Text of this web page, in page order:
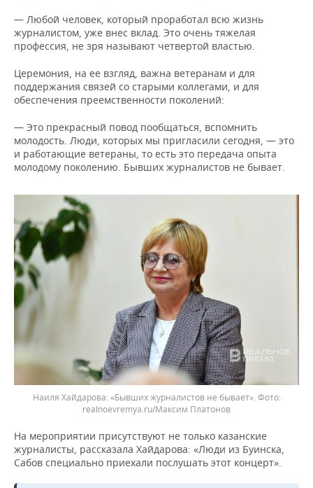
— Любой человек, который проработал всю жизнь
журналистом, уже внес вклад. Это очень тяжелая
профессия, не зря называют четвертой властью.
Церемония, на ее взгляд, важна ветеранам и для
поддержания связей со старыми коллегами, и для
обеспечения преемственности поколений:
— Это прекрасный повод пообщаться, вспомнить
молодость. Люди, которых мы пригласили сегодня, — это
и работающие ветераны, то есть это передача опыта
молодому поколению. Бывших журналистов не бывает.
Наиля Хайдарова: «Бывших журналистов не бывает».
realnoevremya.ru/Максим Платонов
На мероприятии присутствуют не только казанские
журналисты, рассказала Хайдарова: «Люди из Буинска,
Сабов специально приехали послушать этот концерт».